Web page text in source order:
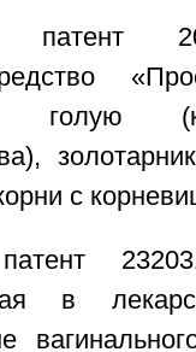
патент
голую
с
в